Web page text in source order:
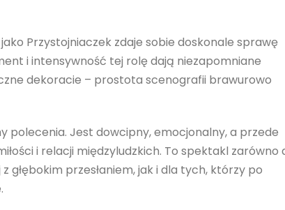
Przystojniaczek zdaje sobie doskonale sprawę
i intensywność tej rolę dają niezapomniane
dekoracie – prostota scenografii brawurowo
polecenia. Jest dowcipny, emocjonalny, a przede
i relacji międzyludzkich. To spektakl zarówno
przesłaniem, jak i dla tych, którzy po